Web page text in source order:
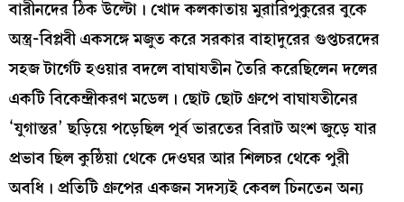
বারীনদের ঠিক উল্টো। খোদ কলকাতায় মুরারিপুকুরের বুকে
অস্ত্র-বিপ্লবী একসঙ্গে মজুত করে সরকার বাহাদুরের গুপ্তচরদের
সহজ টার্গেট হওয়ার বদলে বাঘাযতীন তৈরি করেছিলেন দলের
একটি বিকেন্দ্রীকরণ মডেল। ছোট ছোট গ্রুপে বাঘাযতীনের
‘যুগান্তর’ ছড়িয়ে পড়েছিল পূর্ব ভারতের বিরাট অংশ জুড়ে যার
প্রভাব ছিল কুষ্ঠিয়া থেকে দেওঘর আর শিলচর থেকে পুরী
অবধি। প্রতিটি গ্রুপের একজন সদস‍্যই কেবল চিনতেন অন‍্য